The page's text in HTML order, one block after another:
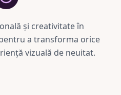
și creativitate în
a transforma orice
vizuală de neuitat.